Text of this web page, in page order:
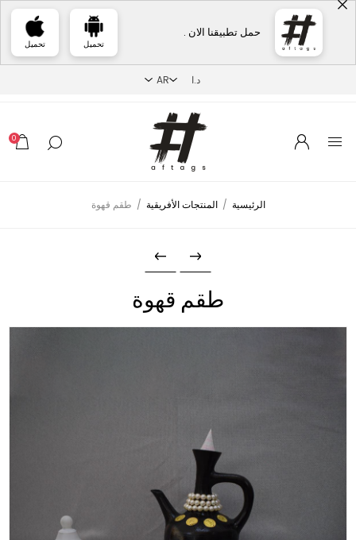
حمل تطبيقنا الان .
تحميل تحميل
0
الرئيسية / المنتجات الأفريقية / طقم قهوة
طقم قهوة